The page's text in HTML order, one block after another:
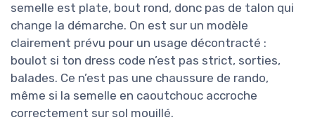
semelle est plate, bout rond, donc pas de talon qui
change la démarche. On est sur un modèle
clairement prévu pour un usage décontracté :
boulot si ton dress code n’est pas strict, sorties,
balades. Ce n’est pas une chaussure de rando,
même si la semelle en caoutchouc accroche
correctement sur sol mouillé.